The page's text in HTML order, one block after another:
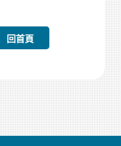
回首頁